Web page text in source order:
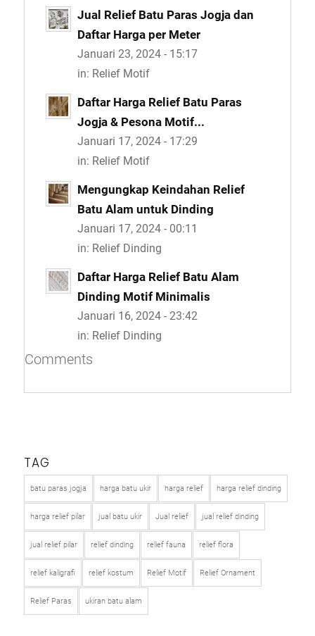
Jual Relief Batu Paras Jogja dan
Daftar Harga per Meter
Januari 23, 2024 - 15:17
in: Relief Motif
Daftar Harga Relief Batu Paras
Jogja & Pesona Motif...
Januari 17, 2024 - 17:29
in: Relief Motif
Mengungkap Keindahan Relief
Batu Alam untuk Dinding
Januari 17, 2024 - 00:11
in: Relief Dinding
Daftar Harga Relief Batu Alam
Dinding Motif Minimalis
Januari 16, 2024 - 23:42
in: Relief Dinding
Comments
TAG
batu paras jogja harga batu ukir harga relief harga relief dinding
harga relief pilar jual batu ukir Jual relief jual relief dinding
jual relief pilar relief dinding relief fauna relief flora
relief kaligrafi relief kostum Relief Motif Relief Ornament
Relief Paras ukiran batu alam